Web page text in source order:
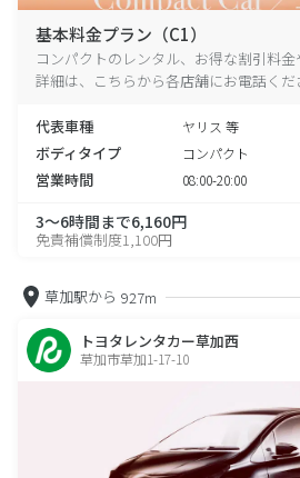
基本料金プラン（C1）
コンパクトのレンタル、お得な割引料
詳細は、こちらから各店舗にお電話くだ
代表車種 ヤリス 等
ボディタイプ コンパクト
営業時間 08:00-20:00
3～6時間まで6,160円
免責補償制度1,100円
草加駅から 927m
トヨタレンタカー草加西
草加市草加1-17-10